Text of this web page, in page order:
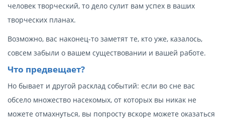
человек творческий, то дело сулит вам успех в ваших
творческих планах.
Возможно, вас наконец-то заметят те, кто уже, казалось,
совсем забыли о вашем существовании и вашей работе.
Что предвещает?
Но бывает и другой расклад событий: если во сне вас
обсело множество насекомых, от которых вы никак не
можете отмахнуться, вы попросту вскоре можете оказаться